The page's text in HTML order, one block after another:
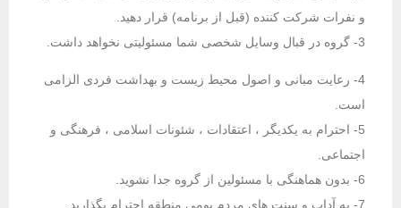
و نفرات شرکت کننده (قبل از برنامه) قرار دهید.
4- رعایت مبانی و اصول محیط زیست و بهداشت فردی الزامی
است.
5- احترام به یکدیگر ، اعتقادات ، شئونات اسلامی ، فرهنگی و
اجتماعی.